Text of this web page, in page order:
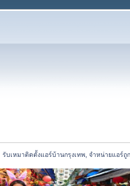
รับเหมาติดตั้งแอร์บ้านกรุงเทพ, จำหน่ายแอร์